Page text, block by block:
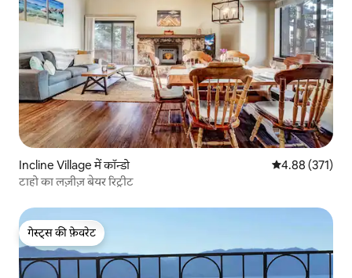
Incline Village में कॉन्डो औसत रेटिंग 5 में से
4.88 (371)
टाहो का लज़ीज़ बेयर रिट्रीट
गेस्ट्स की फ़ेवरेट
गेस्ट्स की फ़ेवरेट